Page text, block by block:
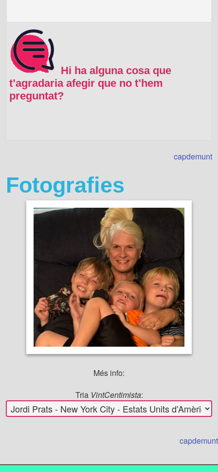
Hi ha alguna cosa que
t’agradaria afegir que no t’hem
preguntat?
capdemunt
Fotografies
Més info:
Tria VintCentimista:
capdemunt